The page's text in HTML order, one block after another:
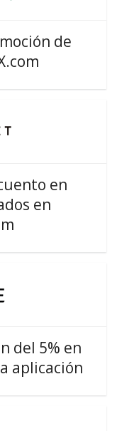
de
en
en
del 5% en
aplicación